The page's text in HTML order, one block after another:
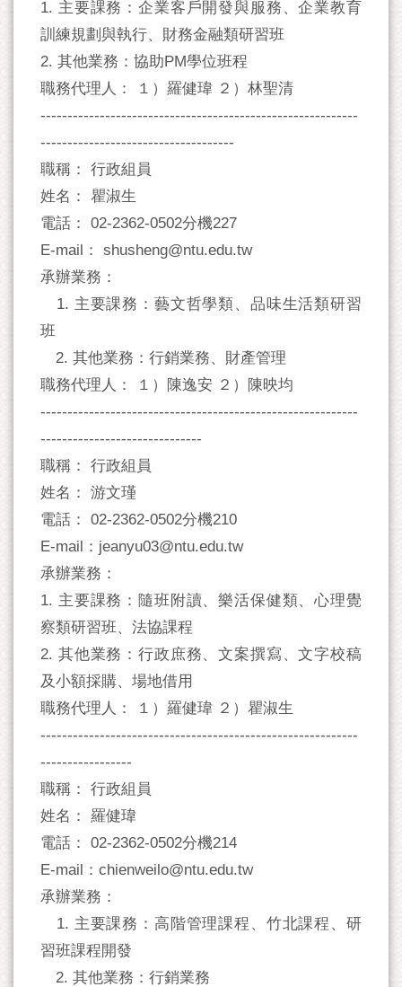
1. 主要課務：企業客戶開發與服務、企業教育
訓練規劃與執行、財務金融類研習班
2. 其他業務：協助PM學位班程
職務代理人： １）羅健瑋 ２）林聖清
-----------------------------------------------------------
------------------------------------
職稱： 行政組員
姓名： 瞿淑生
電話： 02-2362-0502分機227
E-mail： shusheng@ntu.edu.tw
承辦業務：
1. 主要課務：藝文哲學類、品味生活類研習
班
2. 其他業務：行銷業務、財產管理
職務代理人： １）陳逸安 ２）陳映均
-----------------------------------------------------------
------------------------------
職稱： 行政組員
姓名： 游文瑾
電話： 02-2362-0502分機210
E-mail：jeanyu03@ntu.edu.tw
承辦業務：
1. 主要課務：隨班附讀、樂活保健類、心理覺
察類研習班、法協課程
2. 其他業務：行政庶務、文案撰寫、文字校稿
及小額採購、場地借用
職務代理人： １）羅健瑋 ２）瞿淑生
-----------------------------------------------------------
-----------------
職稱： 行政組員
姓名： 羅健瑋
電話： 02-2362-0502分機214
E-mail：chienweilo@ntu.edu.tw
承辦業務：
1. 主要課務：高階管理課程、竹北課程、研
習班課程開發
2. 其他業務：行銷業務